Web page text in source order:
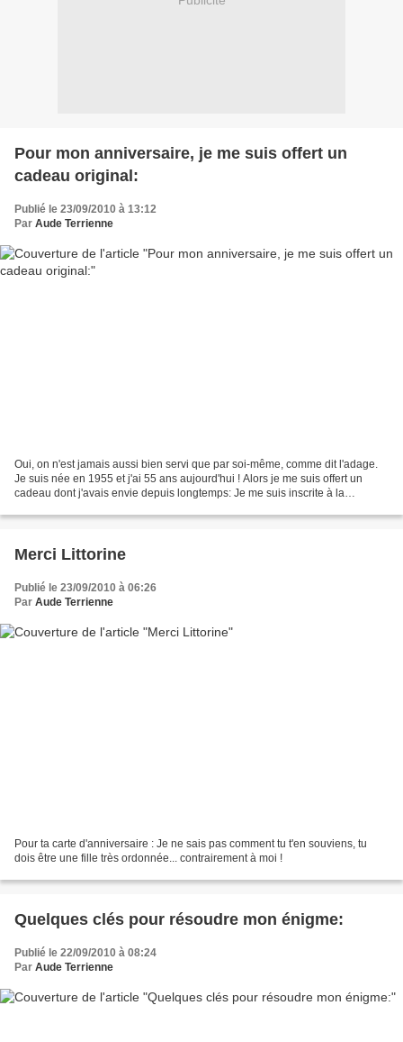
Pour mon anniversaire, je me suis offert un
cadeau original:
Publié le 23/09/2010 à 13:12
Par Aude Terrienne
Oui, on n'est jamais aussi bien servi que par soi-même, comme dit l'adage.
Je suis née en 1955 et j'ai 55 ans aujourd'hui ! Alors je me suis offert un
cadeau dont j'avais envie depuis longtemps: Je me suis inscrite à la
Merci Littorine
Publié le 23/09/2010 à 06:26
Par Aude Terrienne
Pour ta carte d'anniversaire : Je ne sais pas comment tu t'en souviens, tu
dois être une fille très ordonnée... contrairement à moi !
Quelques clés pour résoudre mon énigme:
Publié le 22/09/2010 à 08:24
Par Aude Terrienne